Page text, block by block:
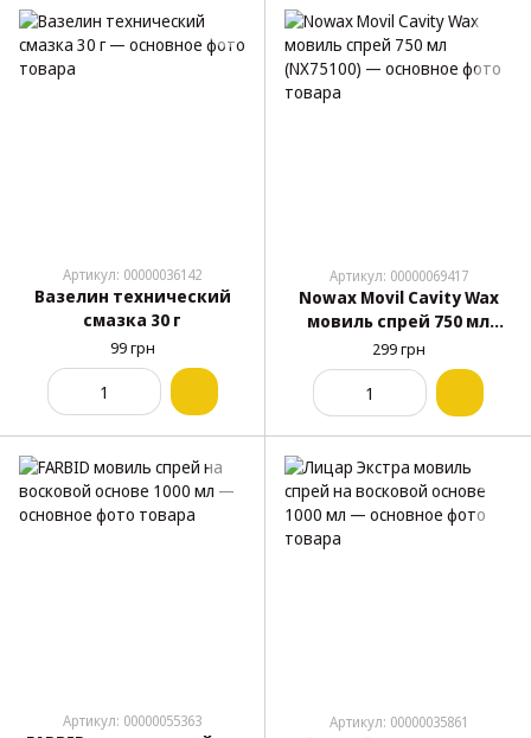
Артикул: 00000036142
Вазелин технический
смазка 30 г
99 грн
Артикул: 00000069417
Nowax Movil Cavity Wax
мовиль спрей 750 мл
(NX75100)
299 грн
Артикул: 00000055363 Артикул: 00000035861